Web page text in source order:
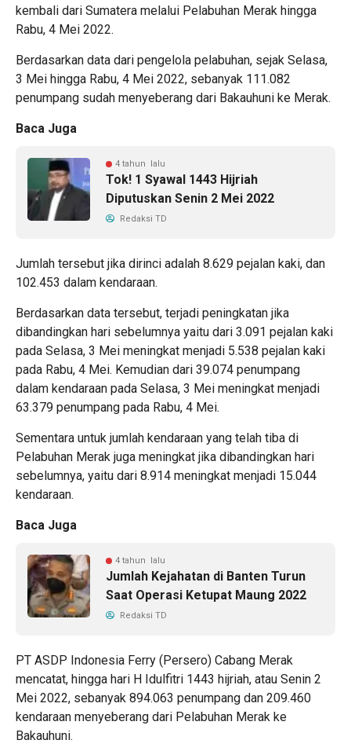
kembali dari Sumatera melalui Pelabuhan Merak hingga
Rabu, 4 Mei 2022.
Berdasarkan data dari pengelola pelabuhan, sejak Selasa,
3 Mei hingga Rabu, 4 Mei 2022, sebanyak 111.082
penumpang sudah menyeberang dari Bakauhuni ke Merak.
Baca Juga
4 tahun lalu
Tok! 1 Syawal 1443 Hijriah
Diputuskan Senin 2 Mei 2022
Redaksi TD
Jumlah tersebut jika dirinci adalah 8.629 pejalan kaki, dan
102.453 dalam kendaraan.
Berdasarkan data tersebut, terjadi peningkatan jika
dibandingkan hari sebelumnya yaitu dari 3.091 pejalan kaki
pada Selasa, 3 Mei meningkat menjadi 5.538 pejalan kaki
pada Rabu, 4 Mei. Kemudian dari 39.074 penumpang
dalam kendaraan pada Selasa, 3 Mei meningkat menjadi
63.379 penumpang pada Rabu, 4 Mei.
Sementara untuk jumlah kendaraan yang telah tiba di
Pelabuhan Merak juga meningkat jika dibandingkan hari
sebelumnya, yaitu dari 8.914 meningkat menjadi 15.044
kendaraan.
Baca Juga
4 tahun lalu
Jumlah Kejahatan di Banten Turun
Saat Operasi Ketupat Maung 2022
Redaksi TD
PT ASDP Indonesia Ferry (Persero) Cabang Merak
mencatat, hingga hari H Idulfitri 1443 hijriah, atau Senin 2
Mei 2022, sebanyak 894.063 penumpang dan 209.460
kendaraan menyeberang dari Pelabuhan Merak ke
Bakauhuni.